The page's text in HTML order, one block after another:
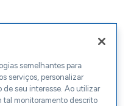
semelhantes para
serviços, personalizar
seu interesse. Ao utilizar
tal monitoramento descrito